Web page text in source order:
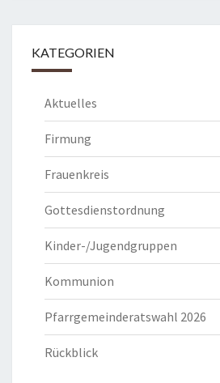
KATEGORIEN
Aktuelles
Firmung
Frauenkreis
Gottesdienstordnung
Kinder-/Jugendgruppen
Kommunion
Pfarrgemeinderatswahl 2026
Rückblick